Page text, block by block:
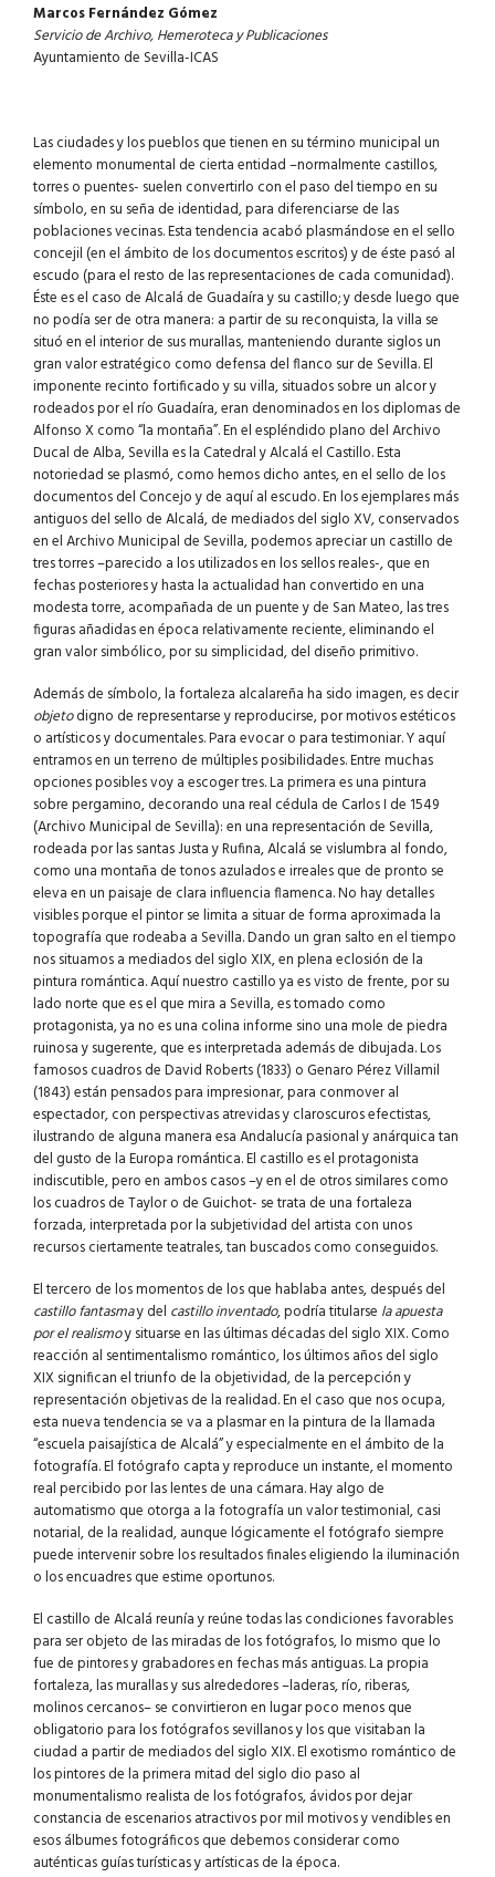
Marcos Fernández Gómez
Servicio de Archivo, Hemeroteca y Publicaciones
Ayuntamiento de Sevilla-ICAS
Las ciudades y los pueblos que tienen en su término municipal un
elemento monumental de cierta entidad –normalmente castillos,
torres o puentes- suelen convertirlo con el paso del tiempo en su
símbolo, en su seña de identidad, para diferenciarse de las
poblaciones vecinas. Esta tendencia acabó plasmándose en el sello
concejil (en el ámbito de los documentos escritos) y de éste pasó al
escudo (para el resto de las representaciones de cada comunidad).
Éste es el caso de Alcalá de Guadaíra y su castillo; y desde luego que
no podía ser de otra manera: a partir de su reconquista, la villa se
situó en el interior de sus murallas, manteniendo durante siglos un
gran valor estratégico como defensa del flanco sur de Sevilla. El
imponente recinto fortificado y su villa, situados sobre un alcor y
rodeados por el río Guadaíra, eran denominados en los diplomas de
Alfonso X como “la montaña”. En el espléndido plano del Archivo
Ducal de Alba, Sevilla es la Catedral y Alcalá el Castillo. Esta
notoriedad se plasmó, como hemos dicho antes, en el sello de los
documentos del Concejo y de aquí al escudo. En los ejemplares más
antiguos del sello de Alcalá, de mediados del siglo XV, conservados
en el Archivo Municipal de Sevilla, podemos apreciar un castillo de
tres torres –parecido a los utilizados en los sellos reales-, que en
fechas posteriores y hasta la actualidad han convertido en una
modesta torre, acompañada de un puente y de San Mateo, las tres
figuras añadidas en época relativamente reciente, eliminando el
gran valor simbólico, por su simplicidad, del diseño primitivo.
Además de símbolo, la fortaleza alcalareña ha sido imagen, es decir
objetodigno de representarse y reproducirse, por motivos estéticos
o artísticos y documentales. Para evocar o para testimoniar. Y aquí
entramos en un terreno de múltiples posibilidades. Entre muchas
opciones posibles voy a escoger tres. La primera es una pintura
sobre pergamino, decorando una real cédula de Carlos I de 1549
(Archivo Municipal de Sevilla): en una representación de Sevilla,
rodeada por las santas Justa y Rufina, Alcalá se vislumbra al fondo,
como una montaña de tonos azulados e irreales que de pronto se
eleva en un paisaje de clara influencia flamenca. No hay detalles
visibles porque el pintor se limita a situar de forma aproximada la
topografía que rodeaba a Sevilla. Dando un gran salto en el tiempo
nos situamos a mediados del siglo XIX, en plena eclosión de la
pintura romántica. Aquí nuestro castillo ya es visto de frente, por su
lado norte que es el que mira a Sevilla, es tomado como
protagonista, ya no es una colina informe sino una mole de piedra
ruinosa y sugerente, que es interpretada además de dibujada. Los
famosos cuadros de David Roberts (1833) o Genaro Pérez Villamil
(1843) están pensados para impresionar, para conmover al
espectador, con perspectivas atrevidas y claroscuros efectistas,
ilustrando de alguna manera esa Andalucía pasional y anárquica tan
del gusto de la Europa romántica. El castillo es el protagonista
indiscutible, pero en ambos casos –y en el de otros similares como
los cuadros de Taylor o de Guichot- se trata de una fortaleza
forzada, interpretada por la subjetividad del artista con unos
recursos ciertamente teatrales, tan buscados como conseguidos.
El tercero de los momentos de los que hablaba antes, después del
castillo fantasmay del castillo inventado, podría titularse la apuesta
por el realismoy situarse en las últimas décadas del siglo XIX. Como
reacción al sentimentalismo romántico, los últimos años del siglo
XIX significan el triunfo de la objetividad, de la percepción y
representación objetivas de la realidad. En el caso que nos ocupa,
esta nueva tendencia se va a plasmar en la pintura de la llamada
“escuela paisajística de Alcalá” y especialmente en el ámbito de la
fotografía. El fotógrafo capta y reproduce un instante, el momento
real percibido por las lentes de una cámara. Hay algo de
automatismo que otorga a la fotografía un valor testimonial, casi
notarial, de la realidad, aunque lógicamente el fotógrafo siempre
puede intervenir sobre los resultados finales eligiendo la iluminación
o los encuadres que estime oportunos.
El castillo de Alcalá reunía y reúne todas las condiciones favorables
para ser objeto de las miradas de los fotógrafos, lo mismo que lo
fue de pintores y grabadores en fechas más antiguas. La propia
fortaleza, las murallas y sus alrededores –laderas, río, riberas,
molinos cercanos– se convirtieron en lugar poco menos que
obligatorio para los fotógrafos sevillanos y los que visitaban la
ciudad a partir de mediados del siglo XIX. El exotismo romántico de
los pintores de la primera mitad del siglo dio paso al
monumentalismo realista de los fotógrafos, ávidos por dejar
constancia de escenarios atractivos por mil motivos y vendibles en
esos álbumes fotográficos que debemos considerar como
auténticas guías turísticas y artísticas de la época.